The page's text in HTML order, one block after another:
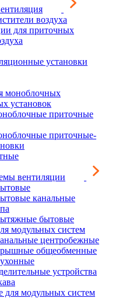
воздуха
для приточных
установки
моноблочных
установок
приточные
приточные-
вентиляции
канальные
бытовые
модульных систем
центробежные
общеобменные
устройства
для модульных систем